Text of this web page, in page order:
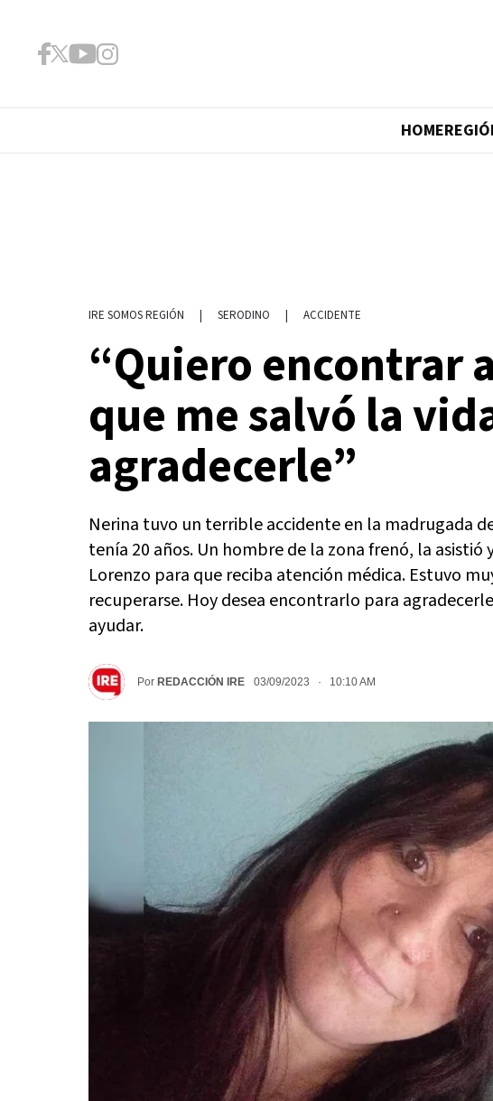
HOME
IRE SOMOS REGIÓN | SERODINO | ACCIDENTE
“Quiero encontrar
que me salvó la
agradecerle”
Nerina tuvo un terrible accidente en la madrugada
tenía 20 años. Un hombre de la zona frenó, la
Lorenzo para que reciba atención médica. Estuvo
recuperarse. Hoy desea encontrarlo para
ayudar.
Por REDACCIÓN IRE 03/09/2023 · 10:10 AM